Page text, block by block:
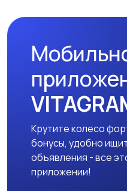
Крутите колесо
бонусы, удобно
объявления - все
приложении!